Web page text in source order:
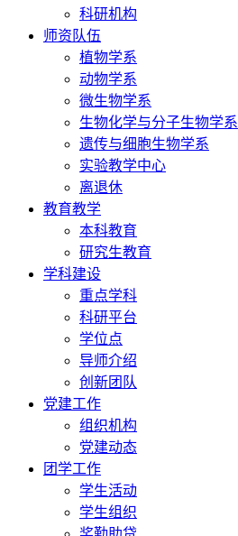
科研机构
师资队伍
植物学系
动物学系
微生物学系
生物化学与分子生物学系
遗传与细胞生物学系
实验教学中心
离退休
教育教学
本科教育
研究生教育
学科建设
重点学科
科研平台
学位点
导师介绍
创新团队
党建工作
组织机构
党建动态
团学工作
学生活动
学生组织